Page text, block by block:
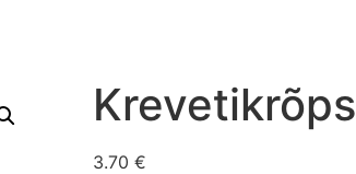
3.70 €